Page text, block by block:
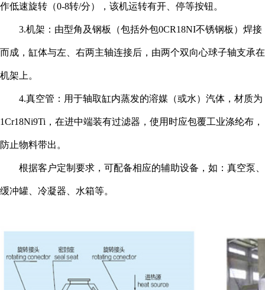
作低速旋转（0-8转/分），该机运转有开、停等按钮。
3.机架：由型角及钢板（包括外包0CR18NI不锈钢板）焊接
而成，缸体与左、右两主轴连接后，由两个双向心球子轴支承在
机架上。
4.真空管：用于轴取缸内蒸发的溶媒（或水）汽体，材质为
1Cr18Ni9Ti，在进中端装有过滤器，使用时应包覆工业涤纶布，
防止物料带出。
根据客户定制要求，可配备相应的辅助设备，如：真空泵、
缓冲罐、冷凝器、水箱等。